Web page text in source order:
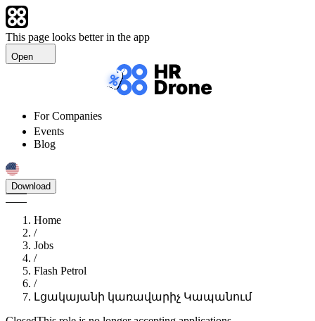
This page looks better in the app
Open
For Companies
Events
Blog
Download
Home
/
Jobs
/
Flash Petrol
/
Լցակայանի կառավարիչ Կապանում